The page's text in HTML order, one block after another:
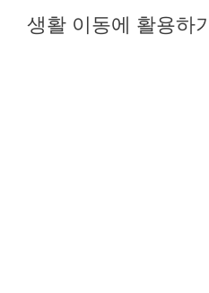
생활 이동에 활용하